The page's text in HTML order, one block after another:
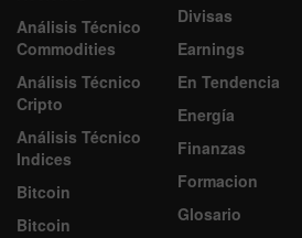
Análisis Técnico
Commodities
Análisis Técnico
Cripto
Análisis Técnico
Indices
Bitcoin
Bitcoin
Divisas
Earnings
En Tendencia
Energía
Finanzas
Formacion
Glosario